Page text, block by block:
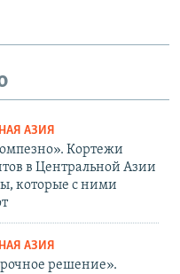
АЗИЯ
Кортежи
в Центральной Азии
которые с ними
АЗИЯ
решение».